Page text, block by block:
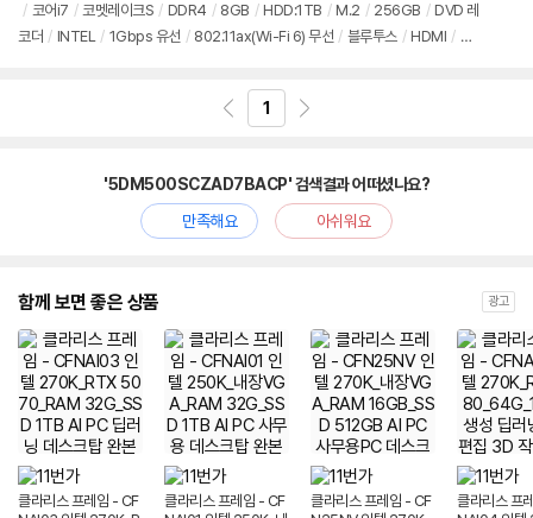
/ 코어i7 / 코멧레이크S / DDR4 / 8GB / HDD:1TB / M.2 / 256GB / DVD 레
코더 / INTEL / 1Gbps 유선 / 802.11ax(Wi-Fi 6) 무선 / 블루투스 / HDMI / DV
1
'5DM500SCZAD7BACP' 검색결과 어떠셨나요?
만족해요
아쉬워요
함께 보면 좋은 상품 광고
클라리스 프레임 - CF
클라리스 프레임 - CF
클라리스 프레임 - CF
클라리스 프